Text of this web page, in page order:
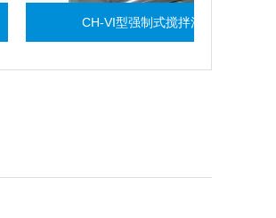
CH-VI型强制式搅拌混合机